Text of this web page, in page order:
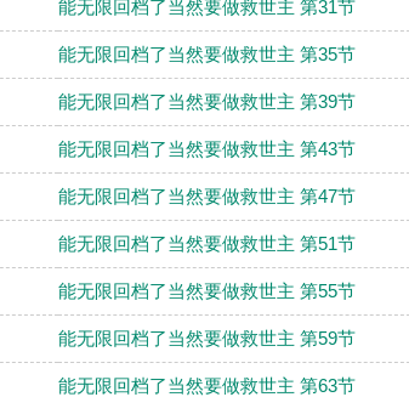
能无限回档了当然要做救世主 第31节
能无限回档了当然要做救世主 第35节
能无限回档了当然要做救世主 第39节
能无限回档了当然要做救世主 第43节
能无限回档了当然要做救世主 第47节
能无限回档了当然要做救世主 第51节
能无限回档了当然要做救世主 第55节
能无限回档了当然要做救世主 第59节
能无限回档了当然要做救世主 第63节